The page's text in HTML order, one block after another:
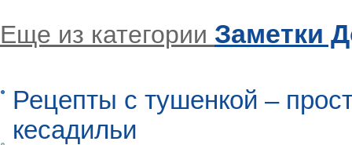
Еще из категории Заметки
Рецепты с тушенкой –
кесадильи